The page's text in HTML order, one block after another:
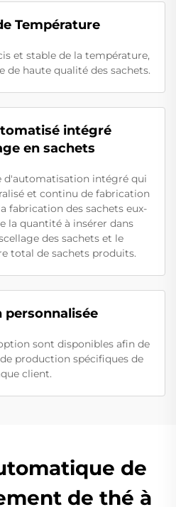
Température
et stable de la température,
de haute qualité des sachets.
intégré
en sachets
d'automatisation intégré qui
et continu de fabrication
fabrication des sachets eux-
la quantité à insérer dans
des sachets et le
total de sachets produits.
personnalisée
sont disponibles afin de
production spécifiques de
client.
de
de thé à